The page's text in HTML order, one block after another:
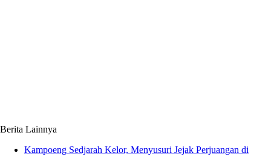
Berita Lainnya
Kampoeng Sedjarah Kelor, Menyusuri Jejak Perjuangan di